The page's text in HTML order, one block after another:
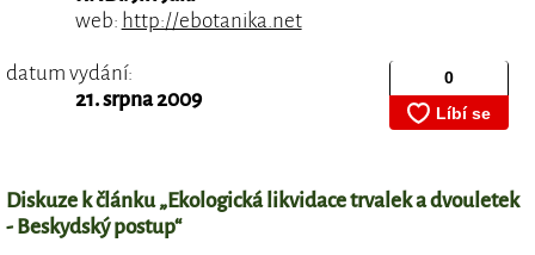
web: http://ebotanika.net
datum vydání:
21. srpna 2009
Diskuze k článku „Ekologická likvidace trvalek a dvouletek
- Beskydský postup“